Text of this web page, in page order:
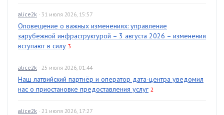
alice2k · 31 июля 2026, 15:57
Оповещение о важных изменениях: управление
зарубежной инфраструктурой – 3 августа 2026 – изменения
вступают в силу 3
alice2k · 25 июля 2026, 01:44
Наш латвийский партнёр и оператор дата-центра уведомил
нас о приостановке предоставления услуг 2
alice2k · 21 июля 2026, 17:27